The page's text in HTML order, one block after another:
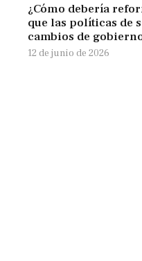
¿Cómo debería
que las políticas de
cambios de
12 de junio de 2026